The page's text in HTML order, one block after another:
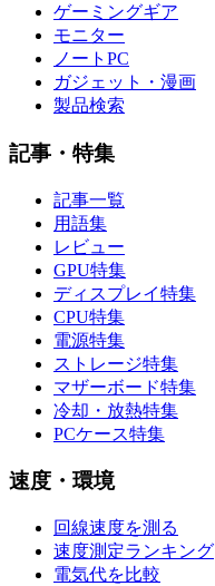
ゲーミングギア
モニター
ノートPC
ガジェット・漫画
製品検索
記事・特集
記事一覧
用語集
レビュー
GPU特集
ディスプレイ特集
CPU特集
電源特集
ストレージ特集
マザーボード特集
冷却・放熱特集
PCケース特集
速度・環境
回線速度を測る
速度測定ランキング
電気代を比較